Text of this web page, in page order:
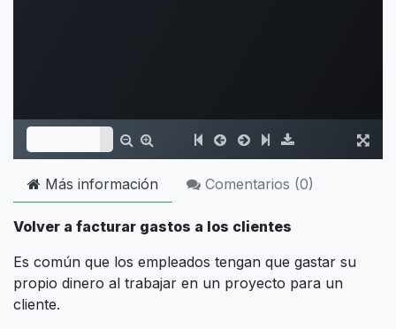
Más información Comentarios (0)
Volver a facturar gastos a los clientes
Es común que los empleados tengan que gastar su
propio dinero al trabajar en un proyecto para un
cliente.